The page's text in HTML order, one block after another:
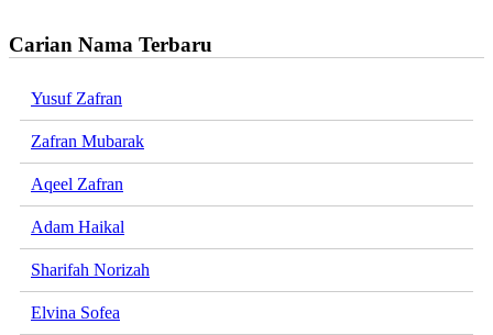
Carian Nama Terbaru
Yusuf Zafran
Zafran Mubarak
Aqeel Zafran
Adam Haikal
Sharifah Norizah
Elvina Sofea